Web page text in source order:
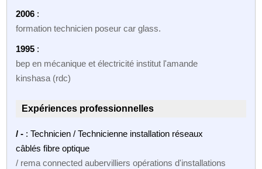
2006 :
formation technicien poseur car glass.
1995 :
bep en mécanique et électricité institut l'amande
kinshasa (rdc)
Expériences professionnelles
/ - : Technicien / Technicienne installation réseaux
câblés fibre optique
/ rema connected aubervilliers opérations d'installations